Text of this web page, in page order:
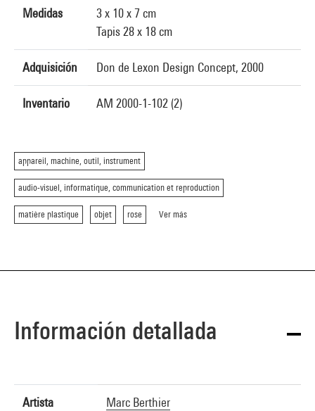
Medidas
3 x 10 x 7 cm
Tapis 28 x 18 cm
Adquisición Don de Lexon Design Concept, 2000
Inventario AM 2000-1-102 (2)
appareil, machine, outil, instrument
audio-visuel, informatique, communication et reproduction
matière plastique objet rose Ver más
Información detallada
Artista
Marc Berthier